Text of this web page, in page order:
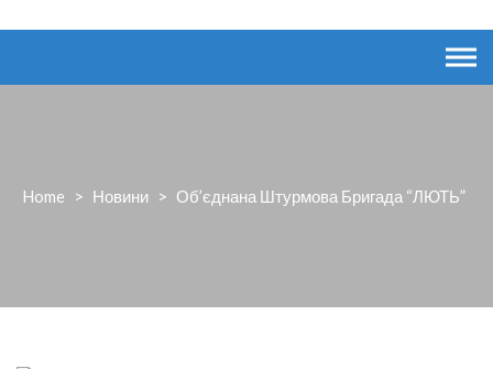
Home > Новини > Об’єднана Штурмова Бригада “ЛЮТЬ”